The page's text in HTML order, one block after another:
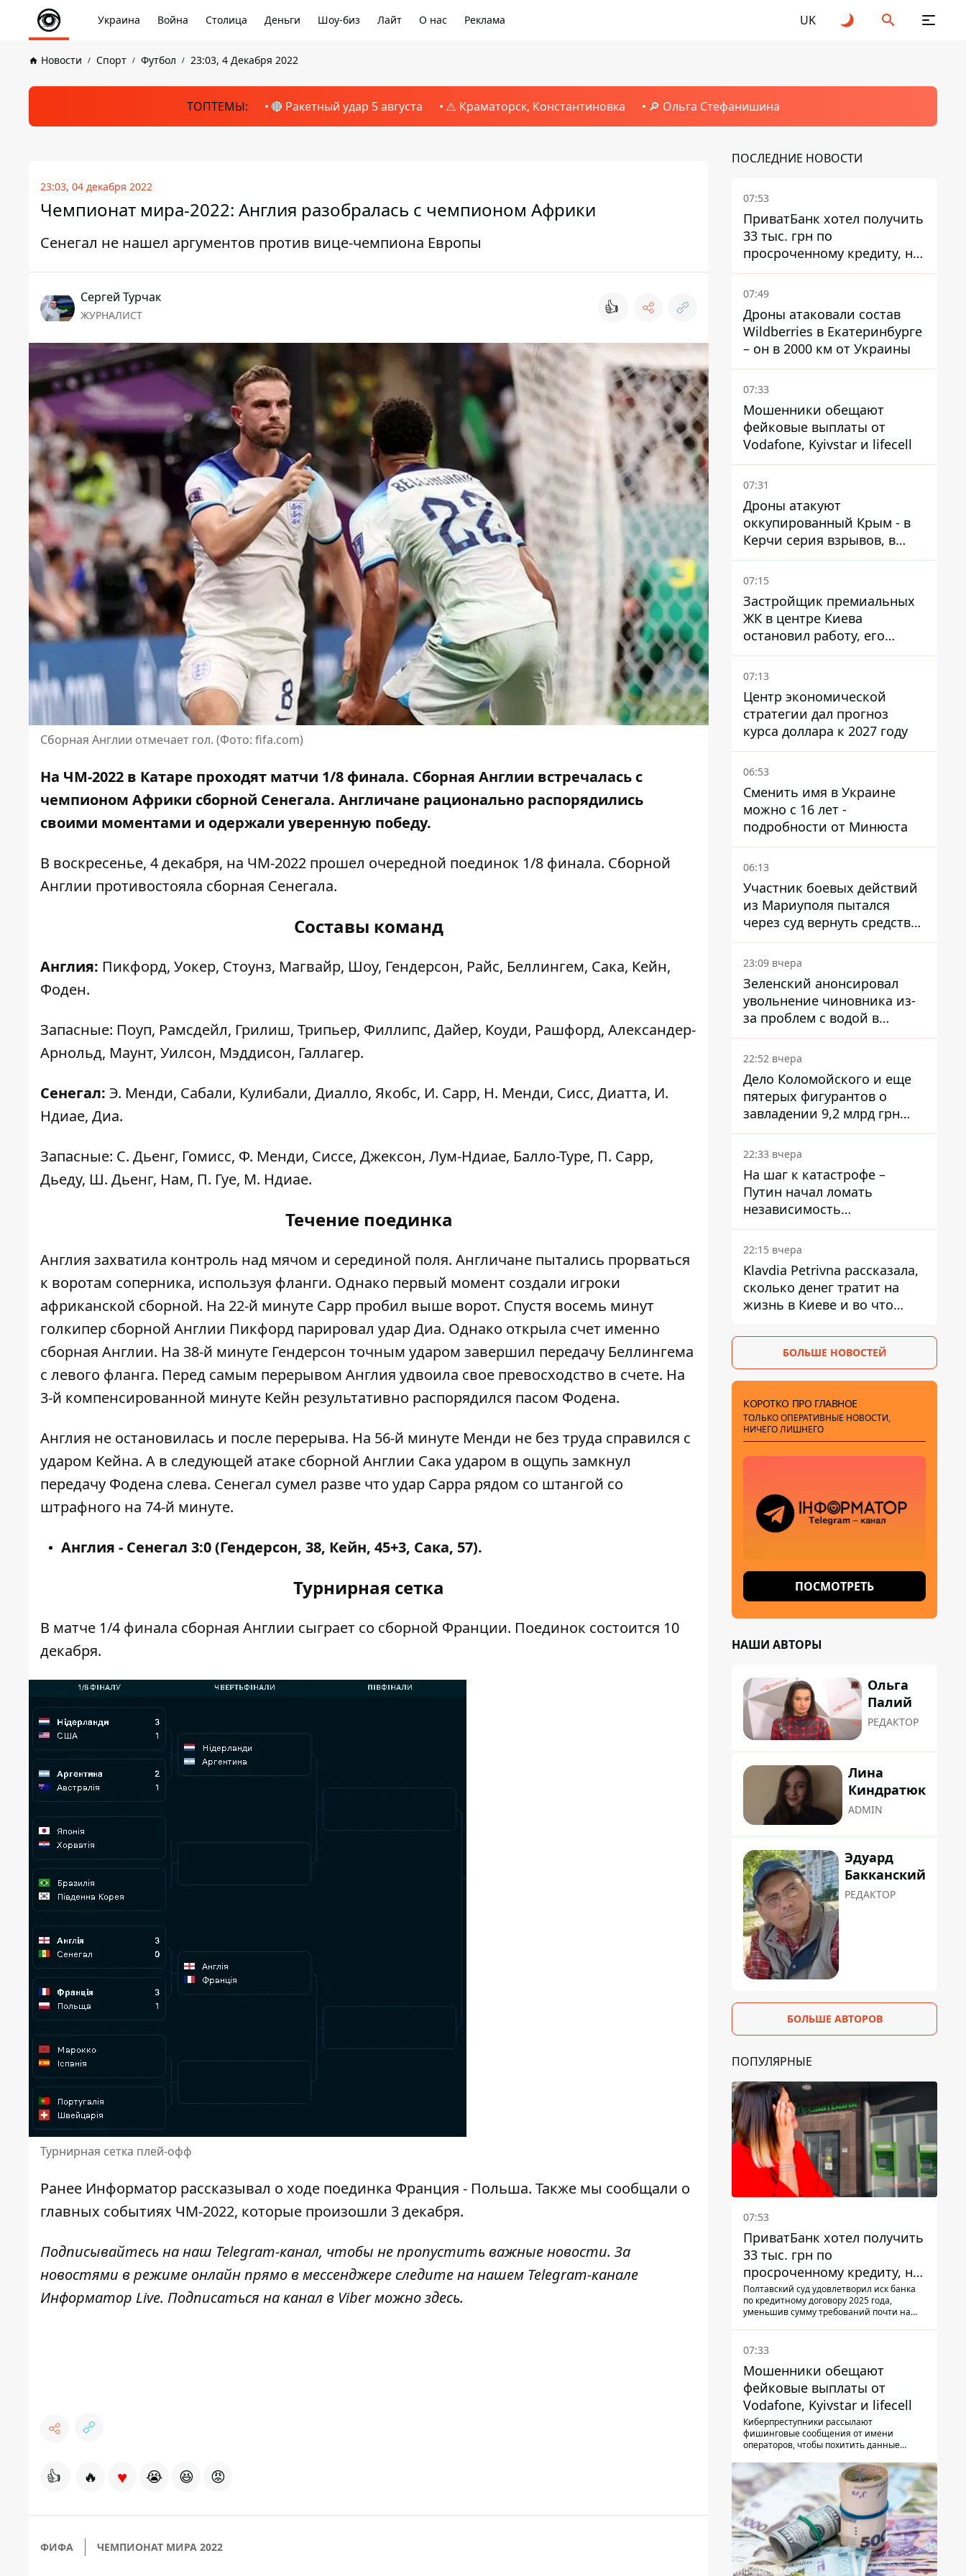
Украина Война Столица Деньги Шоу-биз Лайт О нас Реклама UK
Новости Спорт Футбол 23:03, 4 Декабря 2022
ТОПТЕМЫ: 🔴 Ракетный удар 5 августа ⚠️ Краматорск, Константиновка 🔎 Ольга Стефанишина
23:03, 04 декабря 2022
Чемпионат мира-2022: Англия разобралась с чемпионом Африки
Сенегал не нашел аргументов против вице-чемпиона Европы
Сергей Турчак
ЖУРНАЛИСТ 👍
Сборная Англии отмечает гол. (Фото: fifa.com)
На ЧМ-2022 в Катаре проходят матчи 1/8 финала. Сборная Англии встречалась с
чемпионом Африки сборной Сенегала. Англичане рационально распорядились
своими моментами и одержали уверенную победу.
В воскресенье, 4 декабря, на ЧМ-2022 прошел очередной поединок 1/8 финала. Сборной
Англии противостояла сборная Сенегала.
Составы команд
Англия: Пикфорд, Уокер, Стоунз, Магвайр, Шоу, Гендерсон, Райс, Беллингем, Сака, Кейн,
Фоден.
Запасные: Поуп, Рамсдейл, Грилиш, Трипьер, Филлипс, Дайер, Коуди, Рашфорд, Александер-
Арнольд, Маунт, Уилсон, Мэддисон, Галлагер.
Сенегал: Э. Менди, Сабали, Кулибали, Диалло, Якобс, И. Сарр, Н. Менди, Сисс, Диатта, И.
Ндиае, Диа.
Запасные: С. Дьенг, Гомисс, Ф. Менди, Сиссе, Джексон, Лум-Ндиае, Балло-Туре, П. Сарр,
Дьеду, Ш. Дьенг, Нам, П. Гуе, М. Ндиае.
Течение поединка
Англия захватила контроль над мячом и серединой поля. Англичане пытались прорваться
к воротам соперника, используя фланги. Однако первый момент создали игроки
африканской сборной. На 22-й минуте Сарр пробил выше ворот. Спустя восемь минут
голкипер сборной Англии Пикфорд парировал удар Диа. Однако открыла счет именно
сборная Англии. На 38-й минуте Гендерсон точным ударом завершил передачу Беллингема
с левого фланга. Перед самым перерывом Англия удвоила свое превосходство в счете. На
3-й компенсированной минуте Кейн результативно распорядился пасом Фодена.
Англия не остановилась и после перерыва. На 56-й минуте Менди не без труда справился с
ударом Кейна. А в следующей атаке сборной Англии Сака ударом в ощупь замкнул
передачу Фодена слева. Сенегал сумел разве что удар Сарра рядом со штангой со
штрафного на 74-й минуте.
Англия - Сенегал 3:0 (Гендерсон, 38, Кейн, 45+3, Сака, 57).
Турнирная сетка
В матче 1/4 финала сборная Англии сыграет со сборной Франции. Поединок состоится 10
декабря.
Турнирная сетка плей-офф
Ранее Информатор рассказывал о ходе поединка Франция - Польша. Также мы сообщали о
главных событиях ЧМ-2022, которые произошли 3 декабря.
Подписывайтесь на наш Telegram-канал, чтобы не пропустить важные новости. За
новостями в режиме онлайн прямо в мессенджере следите на нашем Telegram-канале
Информатор Live. Подписаться на канал в Viber можноздесь.
👍 🔥 ♥ 😭 😆 😡
ФИФА ЧЕМПИОНАТ МИРА 2022
ПОСЛЕДНИЕ НОВОСТИ
07:53
ПриватБанк хотел получить
33 тыс. грн по
просроченному кредиту, но
суд взыскал с должницы
только 22 тыс. грн
07:49
Дроны атаковали состав
Wildberries в Екатеринбурге
– он в 2000 км от Украины
07:33
Мошенники обещают
фейковые выплаты от
Vodafone, Kyivstar и lifecell
07:31
Дроны атакуют
оккупированный Крым - в
Керчи серия взрывов, в
Феодосии пожар
07:15
Застройщик премиальных
ЖК в центре Киева
остановил работу, его
руководители сбежали из
Украины - Bihus.info
07:13
Центр экономической
стратегии дал прогноз
курса доллара к 2027 году
06:53
Сменить имя в Украине
можно с 16 лет -
подробности от Минюста
06:13
Участник боевых действий
из Мариуполя пытался
через суд вернуть средства
субсидии со счета в
Ощадбанке – каким было
решение
23:09 вчера
Зеленский анонсировал
увольнение чиновника из-
за проблем с водой в
Марганце
22:52 вчера
Дело Коломойского и еще
пятерых фигурантов о
завладении 9,2 млрд грн
ПриватБанка направили в
суд
22:33 вчера
На шаг к катастрофе –
Путин начал ломать
независимость
собственного Центробанка,
заставив снизить базовую
ставку
22:15 вчера
Klavdia Petrivna рассказала,
сколько денег тратит на
жизнь в Киеве и во что
БОЛЬШЕ НОВОСТЕЙ
КОРОТКО ПРО ГЛАВНОЕ
ТОЛЬКО ОПЕРАТИВНЫЕ НОВОСТИ,
НИЧЕГО ЛИШНЕГО
ПОСМОТРЕТЬ
НАШИ АВТОРЫ
Ольга
Палий
РЕДАКТОР
Лина
Киндратюк
ADMIN
Эдуард
Бакканский
РЕДАКТОР
БОЛЬШЕ АВТОРОВ
ПОПУЛЯРНЫЕ
07:53
ПриватБанк хотел получить
33 тыс. грн по
просроченному кредиту, но
суд взыскал с должницы
только 22 тыс. грн
Полтавский суд удовлетворил иск банка
по кредитному договору 2025 года,
уменьшив сумму требований почти на
07:33
Мошенники обещают
фейковые выплаты от
Vodafone, Kyivstar и lifecell
Киберпреступники рассылают
фишинговые сообщения от имени
операторов, чтобы похитить данные